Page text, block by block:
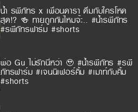
น้ำ รพีภัทร x เพื่อนดารา ดื่มกับใครโหด
สุด!? 🍻 ทายถูกกันไหมจ้ะ.. #น้ำรพีภัทร
#รพีภัทรฟาร์ม #shorts
พ่อ Gu ไม่รักนี่หว่า 🥹 #น้ำรพีภัทร #รพี
ภัทรฟาร์ม #เจนนิเฟอร์คิ้ม #เมาท์กับคิ้ม
#shorts